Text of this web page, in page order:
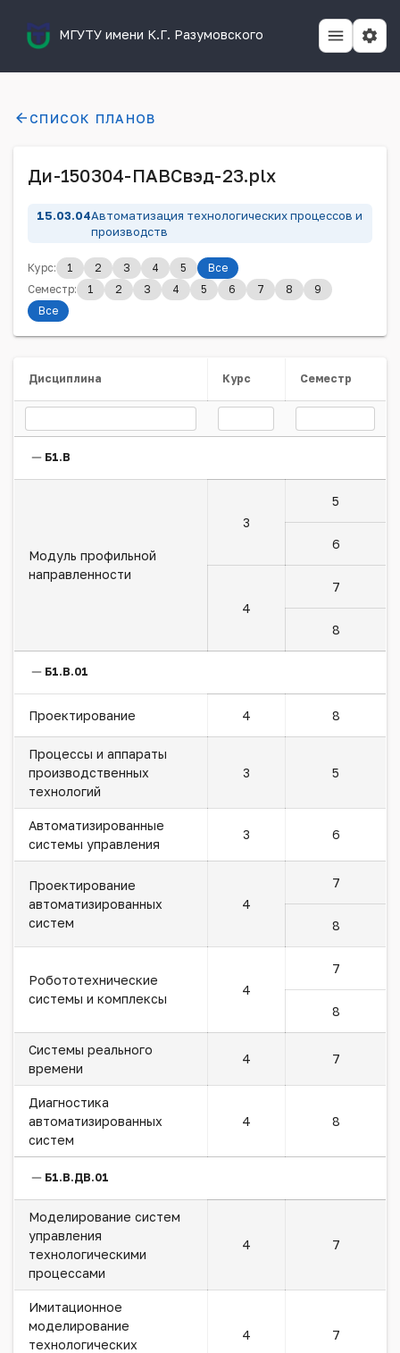
МГУТУ имени К.Г. Разумовского
СПИСОК ПЛАНОВ
Ди-150304-ПАВСвэд-23.plx
15.03.04Автоматизация технологических процессов и
производств
Курс: 1 2 3 4 5
Все
Семестр:
1 2 3 4 5 6 7 8
9
Все
Дисциплина Курс Семестр
Б1.В
Модуль профильной
направленности
3
5
6
4
7
8
Б1.В.01
Проектирование 4 8
Процессы и аппараты
производственных
технологий
3 5
Автоматизированные
системы управления
3 6
Проектирование
автоматизированных
систем
4
7
8
Робототехнические
системы и комплексы
4
7
8
Системы реального
времени
4 7
Диагностика
автоматизированных
систем
4 8
Б1.В.ДВ.01
Моделирование систем
управления
технологическими
процессами
4 7
Имитационное
моделирование
технологических
4 7